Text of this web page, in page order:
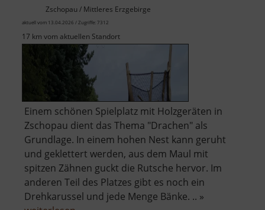
Zschopau / Mittleres Erzgebirge
aktuell vom 13.04.2026 / Zugriffe: 7312
17 km vom aktuellen Standort
Einem schönen Spielplatz mit Holzgeräten in
Zschopau dient das Thema "Drachen" als
Grundlage. In einem hohen Nest kann geruht
und geklettert werden, aus dem Maul mit
spitzen Zähnen guckt die Rutsche hervor. Im
anderen Teil des Platzes gibt es noch ein
Drehkarussel und jede Menge Bänke. .. »